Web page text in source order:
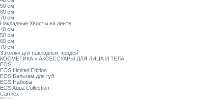
50 см
60 см
70 см
Накладные Хвосты на ленте
40 см
50 см
60 см
70 см
Заколки для накладных прядей
КОСМЕТИКА и АКСЕССУАРЫ ДЛЯ ЛИЦА И ТЕЛА
EOS
EOS Limited Edition
EOS Бальзам для губ
EOS Наборы
EOS Aqua Collection
Carmex